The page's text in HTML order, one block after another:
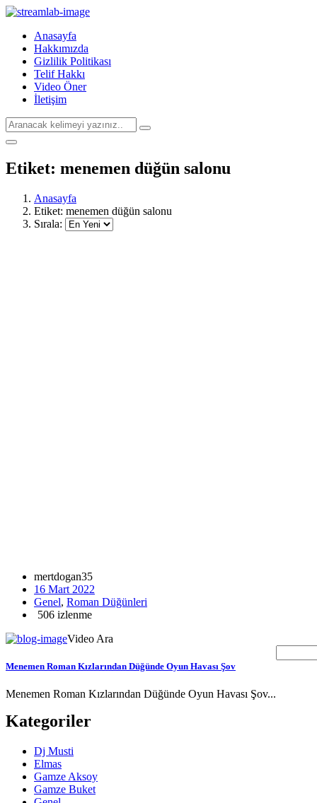
Anasayfa
Hakkımızda
Gizlilik Politikası
Telif Hakkı
Video Öner
İletişim
Etiket: menemen düğün salonu
Anasayfa
Etiket: menemen düğün salonu
Sırala:
mertdogan35
16 Mart 2022
Genel, Roman Düğünleri
506 izlenme
Menemen Roman Kızlarından Düğünde Oyun Havası Şov
Menemen Roman Kızlarından Düğünde Oyun Havası Şov...
Video Ara
Kategoriler
Dj Musti
Elmas
Gamze Aksoy
Gamze Buket